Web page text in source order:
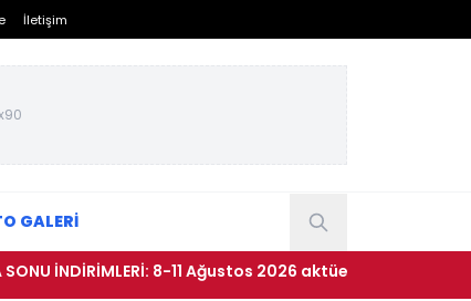
İletişim
GALERİ
8-11 Ağustos 2026 aktüel ürünler kataloğu